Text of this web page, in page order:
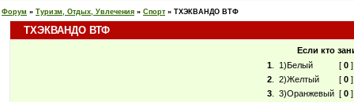
Форум » Туризм, Отдых, Увлечения » Спорт » ТХЭКВАНДО ВТФ
ТХЭКВАНДО ВТФ
Если кто
1. 1)Белый [ 0]
2. 2)Желтый [ 0]
3. 3)Оранжевый [ 0]